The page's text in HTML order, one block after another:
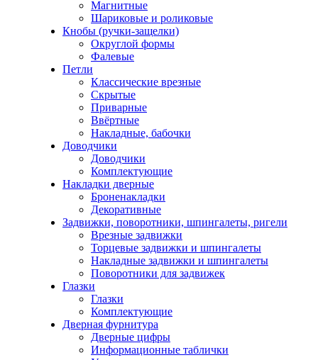
Магнитные
Шариковые и роликовые
Кнобы (ручки-защелки)
Округлой формы
Фалевые
Петли
Классические врезные
Скрытые
Приварные
Ввёртные
Накладные, бабочки
Доводчики
Доводчики
Комплектующие
Накладки дверные
Броненакладки
Декоративные
Задвижки, поворотники, шпингалеты, ригели
Врезные задвижки
Торцевые задвижки и шпингалеты
Накладные задвижки и шпингалеты
Поворотники для задвижек
Глазки
Глазки
Комплектующие
Дверная фурнитура
Дверные цифры
Информационные таблички